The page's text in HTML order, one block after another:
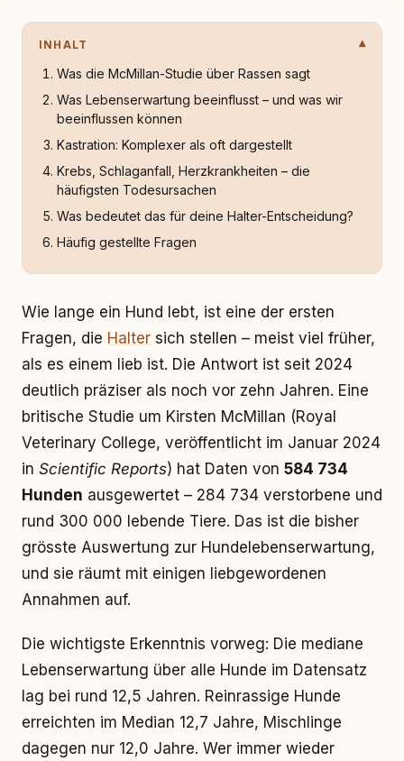
INHALT
Was die McMillan-Studie über Rassen sagt
Was Lebenserwartung beeinflusst – und was wir
beeinflussen können
Kastration: Komplexer als oft dargestellt
Krebs, Schlaganfall, Herzkrankheiten – die
häufigsten Todesursachen
Was bedeutet das für deine Halter-Entscheidung?
Häufig gestellte Fragen
Wie lange ein Hund lebt, ist eine der ersten
Fragen, die Halter sich stellen – meist viel früher,
als es einem lieb ist. Die Antwort ist seit 2024
deutlich präziser als noch vor zehn Jahren. Eine
britische Studie um Kirsten McMillan (Royal
Veterinary College, veröffentlicht im Januar 2024
in Scientific Reports) hat Daten von 584 734
Hunden ausgewertet – 284 734 verstorbene und
rund 300 000 lebende Tiere. Das ist die bisher
grösste Auswertung zur Hundelebenserwartung,
und sie räumt mit einigen liebgewordenen
Annahmen auf.
Die wichtigste Erkenntnis vorweg: Die mediane
Lebenserwartung über alle Hunde im Datensatz
lag bei rund 12,5 Jahren. Reinrassige Hunde
erreichten im Median 12,7 Jahre, Mischlinge
dagegen nur 12,0 Jahre. Wer immer wieder